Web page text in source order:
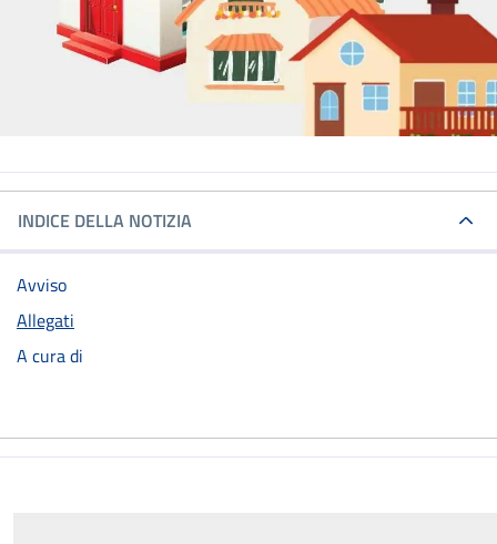
INDICE DELLA NOTIZIA
Avviso
Allegati
A cura di